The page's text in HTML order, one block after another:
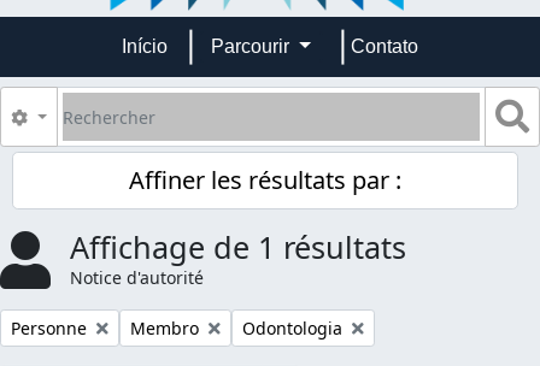
Início Parcourir Contato
Rechercher
Search options
Affiner les résultats par :
Affichage de 1 résultats
Notice d'autorité
Remove filter:
Personne Remove filter:
Membro Remove filter:
Odontologia